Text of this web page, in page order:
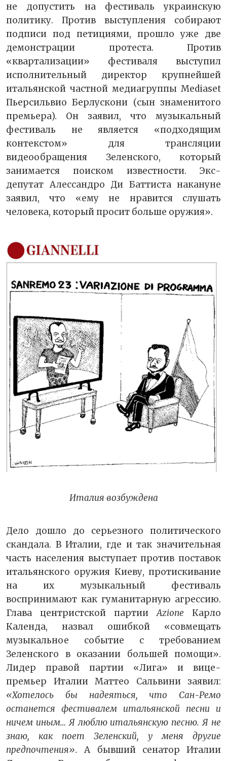
не допустить на фестиваль украинскую
политику. Против выступления собирают
подписи под петициями, прошло уже две
демонстрации протеста. Против
«квартализации» фестиваля выступил
исполнительный директор крупнейшей
итальянской частной медиагруппы Mediaset
Пьерсильвио Берлускони (сын знаменитого
премьера). Он заявил, что музыкальный
фестиваль не является «подходящим
контекстом» для трансляции
видеообращения Зеленского, который
занимается поиском известности. Экс-
депутат Алессандро Ди Баттиста накануне
заявил, что «ему не нравится слушать
человека, который просит больше оружия».
Италия возбуждена
Дело дошло до серьезного политического
скандала. В Италии, где и так значительная
часть населения выступает против поставок
итальянского оружия Киеву, протискивание
на их музыкальный фестиваль
воспринимают как гуманитарную агрессию.
Глава центристской партииAzione Карло
Календа, назвал ошибкой «совмещать
музыкальное событие с требованием
Зеленского в оказании большей помощи».
Лидер правой партии «Лига» и вице-
премьер Италии Маттео Сальвини заявил:
«Хотелось бы надеяться, что Сан-Ремо
останется фестивалем итальянской песни и
ничем иным… Я люблю итальянскую песню. Я не
знаю, как поет Зеленский, у меня другие
предпочтения». А бывший сенатор Италии